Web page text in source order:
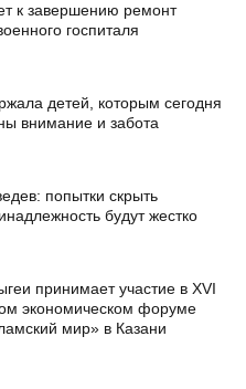
к завершению ремонт
госпиталя
детей, которым сегодня
внимание и забота
попытки скрыть
будут жестко
принимает участие в XVI
экономическом форуме
мир» в Казани